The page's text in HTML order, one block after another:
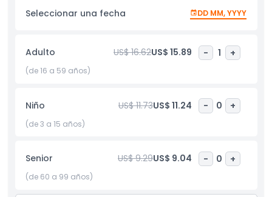
árboles en la creación de esta experiencia mágica. Camina
por senderos luminosos, observa animales hechos de luz y
de hadas. La experiencia es tanto divertida como
educativa, ya que enseña sobre las leyendas de Langkawi
de una manera creativa. Familias, amigos y parejas pueden
obligatoria para cualquiera que busque algo mágico e
inolvidable en Langkawi.
Inclusiones
Seleccionar una fecha DD MM, YYYY
Adulto US$ 16.62US$ 15.89 - 1 +
(de 16 a 59 años)
Niño US$ 11.73US$ 11.24 - 0 +
(de 3 a 15 años)
Senior US$ 9.29US$ 9.04 - 0 +
(de 60 a 99 años)